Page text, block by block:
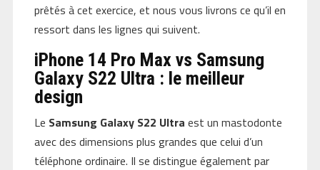
prêtés à cet exercice, et nous vous livrons ce qu’il en
ressort dans les lignes qui suivent.
iPhone 14 Pro Max vs Samsung
Galaxy S22 Ultra : le meilleur
design
Le Samsung Galaxy S22 Ultra est un mastodonte
avec des dimensions plus grandes que celui d’un
téléphone ordinaire. Il se distingue également par